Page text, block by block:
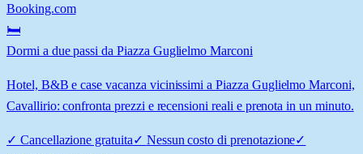
Booking.com
🛏️
Dormi a due passi da Piazza Guglielmo Marconi
Hotel, B&B e case vacanza vicinissimi a Piazza Guglielmo Marconi,
Cavallirio: confronta prezzi e recensioni reali e prenota in un minuto.
✓ Cancellazione gratuita✓ Nessun costo di prenotazione✓